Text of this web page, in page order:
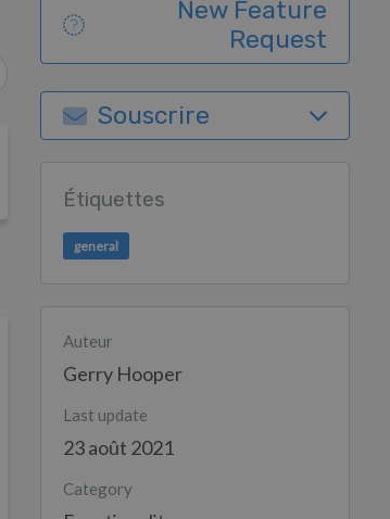
New Feature
Request
Souscrire
Étiquettes
general
Auteur
Gerry Hooper
Last update
23 août 2021
Category